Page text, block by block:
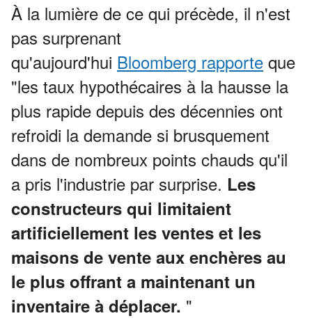
À la lumière de ce qui précède, il n'est
pas surprenant
qu'aujourd'hui Bloomberg rapporte que
"les taux hypothécaires à la hausse la
plus rapide depuis des décennies ont
refroidi la demande si brusquement
dans de nombreux points chauds qu'il
a pris l'industrie par surprise. Les
constructeurs qui limitaient
artificiellement les ventes et les
maisons de vente aux enchères au
le plus offrant a maintenant un
inventaire à déplacer. "